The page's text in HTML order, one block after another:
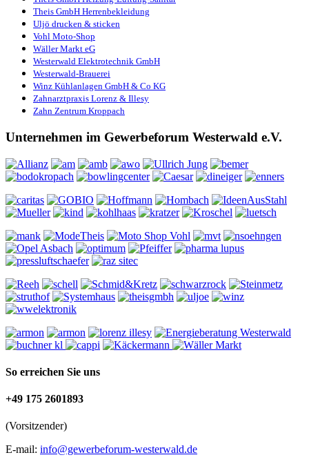
Theis GmbH Herrenbekleidung
Uljö drucken & sticken
Vohl Moto-Shop
Wäller Markt eG
Westerwald Elektrotechnik GmbH
Westerwald-Brauerei
Winz Kühlanlagen GmbH & Co KG
Zahnarztpraxis Lorenz & Illesy
Zahn Zentrum Kroppach
Unternehmen im Gewerbeforum Westerwald e.V.
So erreichen Sie uns
+49 175 2601893
(Vorsitzender)
E-mail: info@gewerbeforum-westerwald.de